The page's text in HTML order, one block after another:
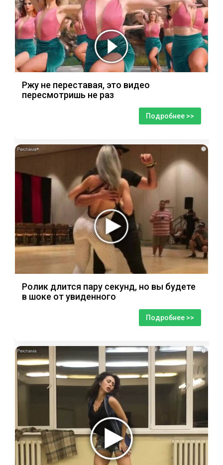
Ржу не переставая, это видео
пересмотришь не раз
Подробнее >>
i
Ролик длится пару секунд, но вы будете
в шоке от увиденного
Подробнее >>
i